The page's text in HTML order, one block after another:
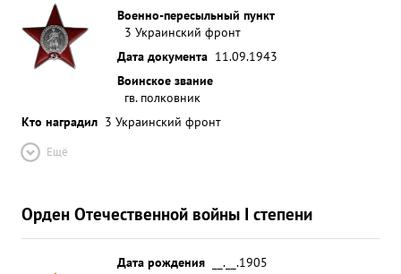
Военно-пересыльный пункт
3 Украинский фронт
Дата документа 11.09.1943
Воинское звание
гв. полковник
Кто наградил 3 Украинский фронт
Ещё
Орден Отечественной войны I степени
Дата рождения
__.__.1905